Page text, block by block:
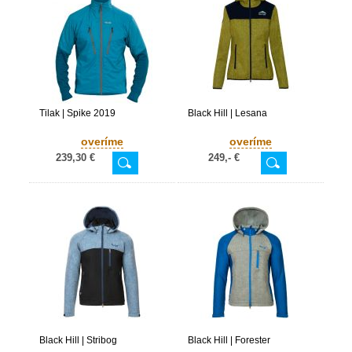
Tilak | Spike 2019
overíme
239,30 €
Black Hill | Lesana
overíme
249,- €
Black Hill | Stribog Black Hill | Forester